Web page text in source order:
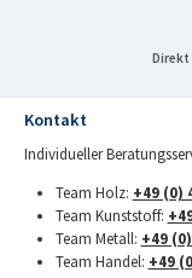
Direkt
Kontakt
Individueller
Team Holz: +49 (0)
Team Kunststoff:
Team Metall: +49
Team Handel: +49